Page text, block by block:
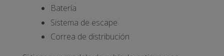
Batería
Sistema de escape
Correa de distribución